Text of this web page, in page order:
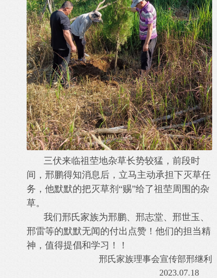
三伏来临祖茔地杂草长势较猛，前段时
间，邢鹏得知消息后，立马主动承担下灭草任
务，他默默的把灭草剂“赐”给了祖茔周围的杂
草。
我们邢氏家族为邢鹏、邢志堂、邢世玉、
邢雷等的默默无闻的付出点赞！他们的担当精
神，值得提倡和学习！！
邢氏家族理事会宣传部邢继利
2023.07.18